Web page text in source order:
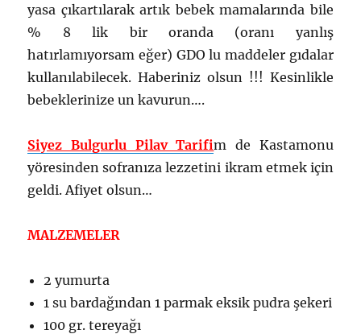
yasa çıkartılarak artık bebek mamalarında bile
% 8 lik bir oranda (oranı yanlış
hatırlamıyorsam eğer) GDO lu maddeler gıdalar
kullanılabilecek. Haberiniz olsun !!! Kesinlikle
bebeklerinize un kavurun….
Siyez Bulgurlu Pilav Tarifim de Kastamonu
yöresinden sofranıza lezzetini ikram etmek için
geldi. Afiyet olsun…
MALZEMELER
2 yumurta
1 su bardağından 1 parmak eksik pudra şekeri
100 gr. tereyağı